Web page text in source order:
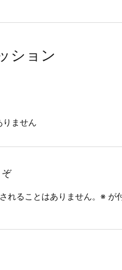
ション
りません
れることはありません。 ※ が